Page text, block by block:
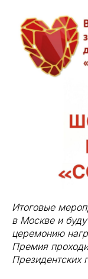
Итоговые
в Москве и
церемонию
Премия
Президентских